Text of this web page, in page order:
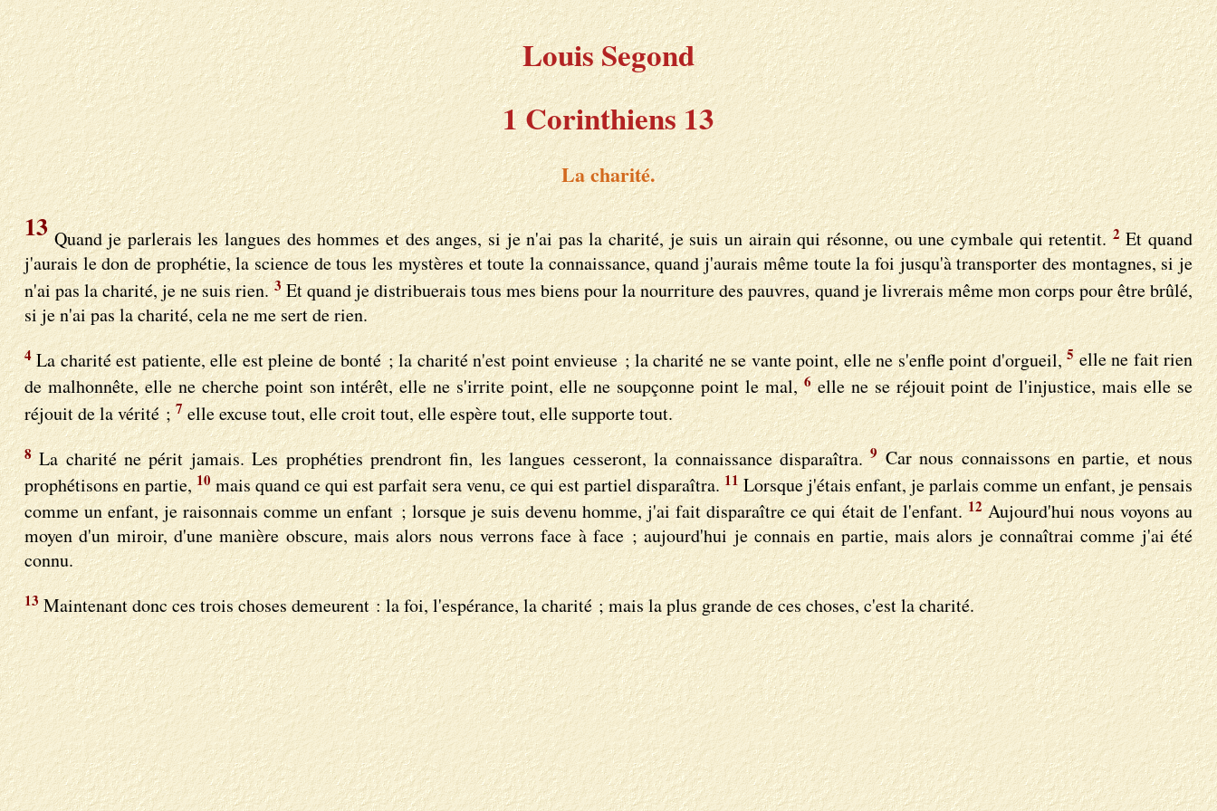
Louis Segond
1 Corinthiens 13
La charité.
13Quand je parlerais les langues des hommes et des anges, si je n'ai pas la charité, je suis un airain qui résonne, ou une cymbale qui retentit.2Et quand
j'aurais le don de prophétie, la science de tous les mystères et toute la connaissance, quand j'aurais même toute la foi jusqu'à transporter des montagnes, si je
n'ai pas la charité, je ne suis rien.3Et quand je distribuerais tous mes biens pour la nourriture des pauvres, quand je livrerais même mon corps pour être brûlé,
si je n'ai pas la charité, cela ne me sert de rien.
4La charité est patiente, elle est pleine de bonté ; la charité n'est point envieuse ; la charité ne se vante point, elle ne s'enfle point d'orgueil,5elle ne fait rien
de malhonnête, elle ne cherche point son intérêt, elle ne s'irrite point, elle ne soupçonne point le mal,6elle ne se réjouit point de l'injustice, mais elle se
réjouit de la vérité ;7elle excuse tout, elle croit tout, elle espère tout, elle supporte tout.
8La charité ne périt jamais. Les prophéties prendront fin, les langues cesseront, la connaissance disparaîtra.9Car nous connaissons en partie, et nous
prophétisons en partie,10mais quand ce qui est parfait sera venu, ce qui est partiel disparaîtra.11Lorsque j'étais enfant, je parlais comme un enfant, je pensais
comme un enfant, je raisonnais comme un enfant ; lorsque je suis devenu homme, j'ai fait disparaître ce qui était de l'enfant.12Aujourd'hui nous voyons au
moyen d'un miroir, d'une manière obscure, mais alors nous verrons face à face ; aujourd'hui je connais en partie, mais alors je connaîtrai comme j'ai été
connu.
13Maintenant donc ces trois choses demeurent : la foi, l'espérance, la charité ; mais la plus grande de ces choses, c'est la charité.